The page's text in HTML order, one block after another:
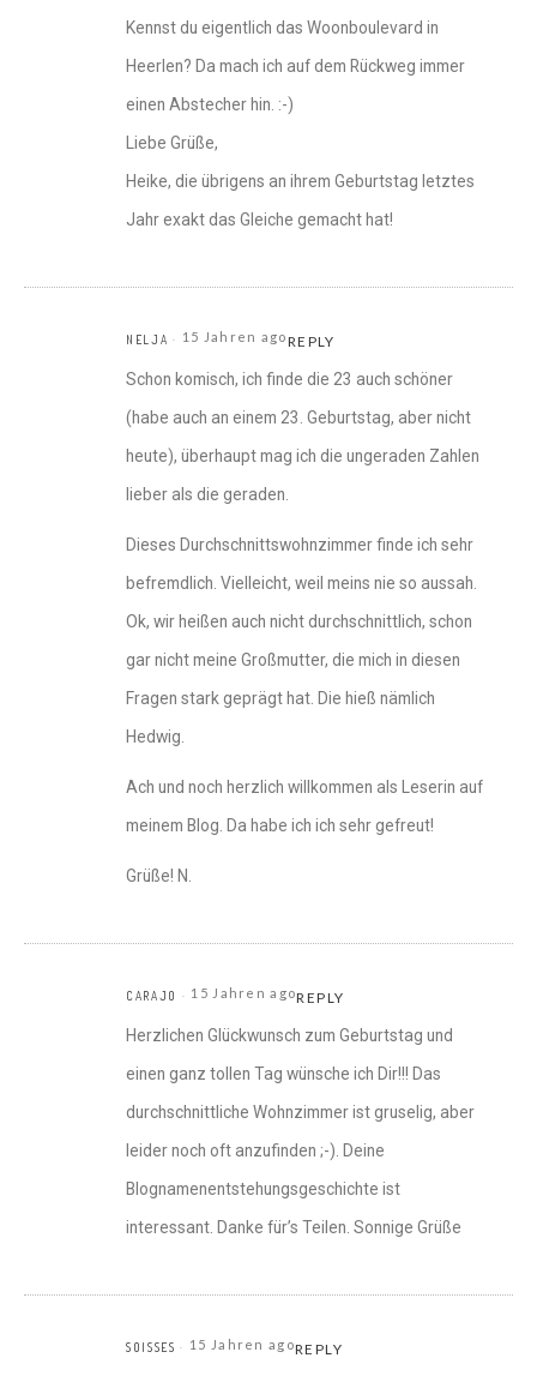
Kennst du eigentlich das Woonboulevard in
Heerlen? Da mach ich auf dem Rückweg immer
einen Abstecher hin. :-)
Liebe Grüße,
Heike, die übrigens an ihrem Geburtstag letztes
Jahr exakt das Gleiche gemacht hat!
NELJA 15 Jahren agoREPLY
Schon komisch, ich finde die 23 auch schöner
(habe auch an einem 23. Geburtstag, aber nicht
heute), überhaupt mag ich die ungeraden Zahlen
lieber als die geraden.
Dieses Durchschnittswohnzimmer finde ich sehr
befremdlich. Vielleicht, weil meins nie so aussah.
Ok, wir heißen auch nicht durchschnittlich, schon
gar nicht meine Großmutter, die mich in diesen
Fragen stark geprägt hat. Die hieß nämlich
Hedwig.
Ach und noch herzlich willkommen als Leserin auf
meinem Blog. Da habe ich ich sehr gefreut!
Grüße! N.
CARAJO 15 Jahren agoREPLY
Herzlichen Glückwunsch zum Geburtstag und
einen ganz tollen Tag wünsche ich Dir!!! Das
durchschnittliche Wohnzimmer ist gruselig, aber
leider noch oft anzufinden ;-). Deine
Blognamenentstehungsgeschichte ist
interessant. Danke für’s Teilen. Sonnige Grüße
SOISSES 15 Jahren agoREPLY